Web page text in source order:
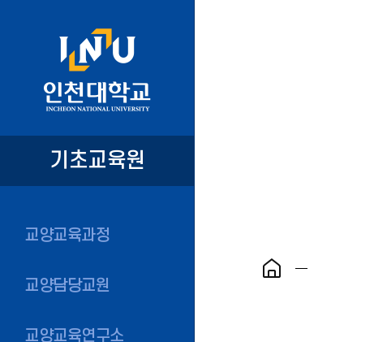
기초교육원
교양교육과정
교양담당교원
교양교육연구소